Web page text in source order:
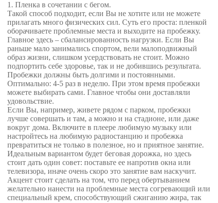
1. Пленка в сочетании с бегом.
Такой способ подходит, если Вы не хотите или не можете
прилагать много физических сил. Суть его проста: пленкой
оборачиваете проблемные места и выходите на пробежку.
Главное здесь – сбалансированность нагрузки. Если Вы
раньше мало занимались спортом, вели малоподвижный
образ жизни, слишком усердствовать не стоит. Можно
подпортить себе здоровье, так и не добившись результата.
Пробежки должны быть долгими и постоянными.
Оптимально: 4-5 раз в неделю. При этом время пробежки
можете выбирать сами. Главное чтобы они доставляли
удовольствие.
Если Вы, например, живете рядом с парком, пробежки
лучше совершать и там, а можно и на стадионе, или даже
вокруг дома. Включите в плеере любимую музыку или
настройтесь на любимую радиостанцию и пробежка
превратиться не только в полезное, но и приятное занятие.
Идеальным вариантом будет беговая дорожка, но здесь
стоит дать один совет: поставьте ее напротив окна или
телевизора, иначе очень скоро это занятие вам наскучит.
Акцент стоит сделать на том, что перед обертыванием
желательно нанести на проблемные места согревающий или
специальный крем, способствующий сжиганию жира, так